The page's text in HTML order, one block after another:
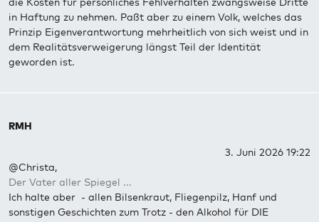
in Haftung zu nehmen. Paßt aber zu einem Volk, welches das
Prinzip Eigenverantwortung mehrheitlich von sich weist und in
dem Realitätsverweigerung längst Teil der Identität
geworden ist.
RMH
3. Juni 2026 19:22
@Christa,
Der Vater aller Spiegel ...
Ich halte aber - allen Bilsenkraut, Fliegenpilz, Hanf und
sonstigen Geschichten zum Trotz - den Alkohol für DIE